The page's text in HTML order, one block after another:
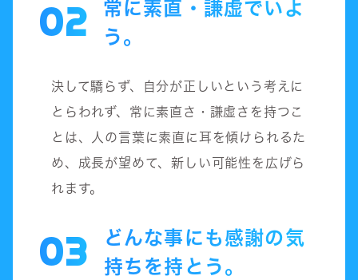
02
常に素直・謙虚でいよ
う。
決して驕らず、自分が正しいという考えに
とらわれず、常に素直さ・謙虚さを持つこ
とは、人の言葉に素直に耳を傾けられるた
め、成長が望めて、新しい可能性を広げら
れます。
03
どんな事にも感謝の気
持ちを持とう。